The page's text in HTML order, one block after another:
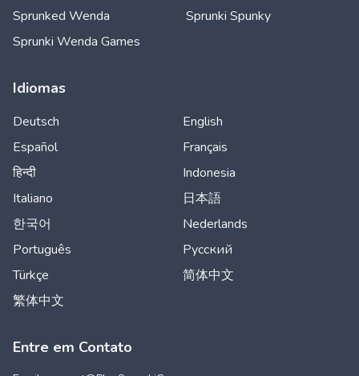
Sprunked Wenda
Sprunki Spunky
Sprunki Wenda Games
Idiomas
Deutsch
English
Español
Français
हिन्दी
Indonesia
Italiano
日本語
한국어
Nederlands
Português
Русский
Türkçe
简体中文
繁体中文
Entre em Contato